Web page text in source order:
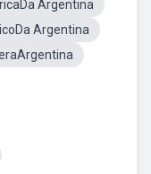
Argentina
Argentina